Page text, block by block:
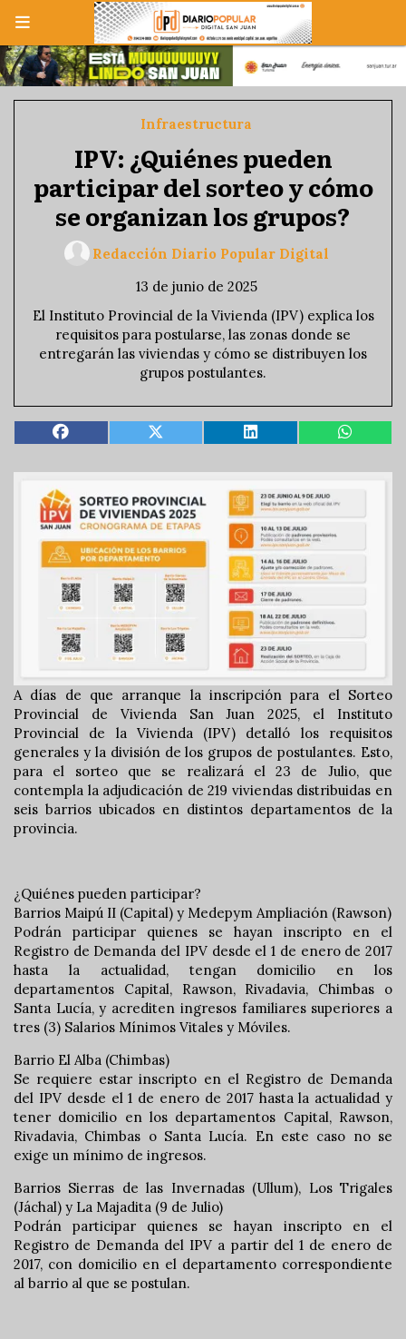
IPV: ¿Quiénes pueden
participar del sorteo y cómo
se organizan los grupos?
El Instituto Provincial de la Vivienda (IPV) explica los
requisitos para postularse, las zonas donde se
entregarán las viviendas y cómo se distribuyen los
grupos postulantes.
Infraestructura
13 de junio de 2025
Redacción Diario Popular Digital
A días de que arranque la inscripción para el Sorteo
Provincial de Vivienda San Juan 2025, el Instituto
Provincial de la Vivienda (IPV) detalló los requisitos
generales y la división de los grupos de postulantes. Esto,
para el sorteo que se realizará el 23 de Julio, que
contempla la adjudicación de 219 viviendas distribuidas en
seis barrios ubicados en distintos departamentos de la
provincia.
¿Quiénes pueden participar?
Barrios Maipú II (Capital) y Medepym Ampliación (Rawson)
Podrán participar quienes se hayan inscripto en el
Registro de Demanda del IPV desde el 1 de enero de 2017
hasta la actualidad, tengan domicilio en los
departamentos Capital, Rawson, Rivadavia, Chimbas o
Santa Lucía, y acrediten ingresos familiares superiores a
tres (3) Salarios Mínimos Vitales y Móviles.
Barrio El Alba (Chimbas)
Se requiere estar inscripto en el Registro de Demanda
del IPV desde el 1 de enero de 2017 hasta la actualidad y
tener domicilio en los departamentos Capital, Rawson,
Rivadavia, Chimbas o Santa Lucía. En este caso no se
exige un mínimo de ingresos.
Barrios Sierras de las Invernadas (Ullum), Los Trigales
(Jáchal) y La Majadita (9 de Julio)
Podrán participar quienes se hayan inscripto en el
Registro de Demanda del IPV a partir del 1 de enero de
2017, con domicilio en el departamento correspondiente
al barrio al que se postulan.